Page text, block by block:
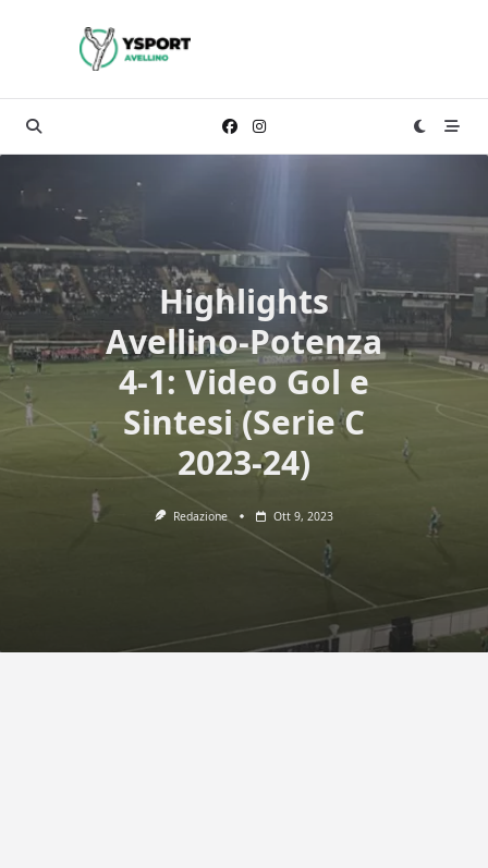
Highlights
Avellino-Potenza
4-1: Video Gol e
Sintesi (Serie C
2023-24)
Redazione Ott 9, 2023